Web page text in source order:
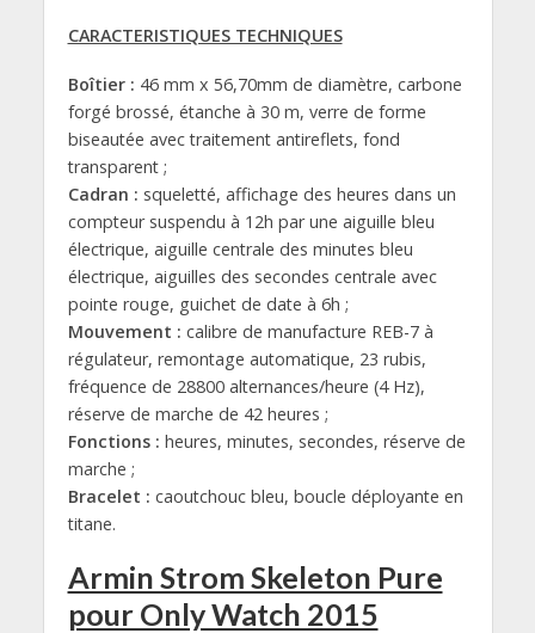
CARACTERISTIQUES TECHNIQUES
Boîtier : 46 mm x 56,70mm de diamètre, carbone
forgé brossé, étanche à 30 m, verre de forme
biseautée avec traitement antireflets, fond
transparent ;
Cadran : squeletté, affichage des heures dans un
compteur suspendu à 12h par une aiguille bleu
électrique, aiguille centrale des minutes bleu
électrique, aiguilles des secondes centrale avec
pointe rouge, guichet de date à 6h ;
Mouvement : calibre de manufacture REB-7 à
régulateur, remontage automatique, 23 rubis,
fréquence de 28800 alternances/heure (4 Hz),
réserve de marche de 42 heures ;
Fonctions : heures, minutes, secondes, réserve de
marche ;
Bracelet : caoutchouc bleu, boucle déployante en
titane.
Armin Strom Skeleton Pure
pour Only Watch 2015